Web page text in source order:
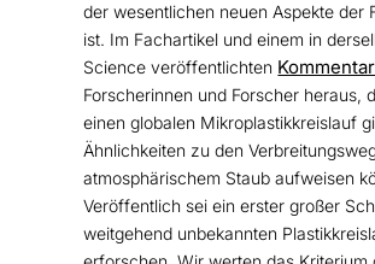
der wesentlichen neuen Aspekte der
ist. Im Fachartikel und einem in
Science veröffentlichten Kommentar
Forscherinnen und Forscher heraus,
einen globalen Mikroplastikkreislauf
Ähnlichkeiten zu den
atmosphärischem Staub aufweisen
Veröffentlich sei ein erster großer
weitgehend unbekannten